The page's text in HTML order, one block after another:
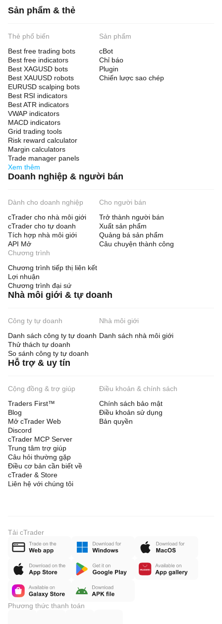
Sản phẩm & thẻ
Thẻ phổ biến
Best free trading bots
Best free indicators
Best XAGUSD bots
Best XAUUSD robots
EURUSD scalping bots
Best RSI indicators
Best ATR indicators
VWAP indicators
MACD indicators
Grid trading tools
Risk reward calculator
Margin calculators
Trade manager panels
Xem thêm
Sản phẩm
cBot
Chỉ báo
Plugin
Chiến lược sao chép
Doanh nghiệp & người bán
Dành cho doanh nghiệp
cTrader cho nhà môi giới
cTrader cho tự doanh
Tích hợp nhà môi giới
API Mở
Cho người bán
Trở thành người bán
Xuất sản phẩm
Quảng bá sản phẩm
Câu chuyện thành công
Chương trình
Chương trình tiếp thị liên kết
Lợi nhuận
Chương trình đại sứ
Nhà môi giới & tự doanh
Công ty tự doanh
Danh sách công ty tự doanh
Thử thách tự doanh
So sánh công ty tự doanh
Nhà môi giới
Danh sách nhà môi giới
Hỗ trợ & uy tín
Cộng đồng & trợ giúp
Traders First™
Blog
Mở cTrader Web
Discord
cTrader MCP Server
Trung tâm trợ giúp
Câu hỏi thường gặp
Điều cơ bản cần biết về
cTrader & Store
Liên hệ với chúng tôi
Điều khoản & chính sách
Chính sách bảo mật
Điều khoản sử dụng
Bản quyền
Tải cTrader
Phương thức thanh toán